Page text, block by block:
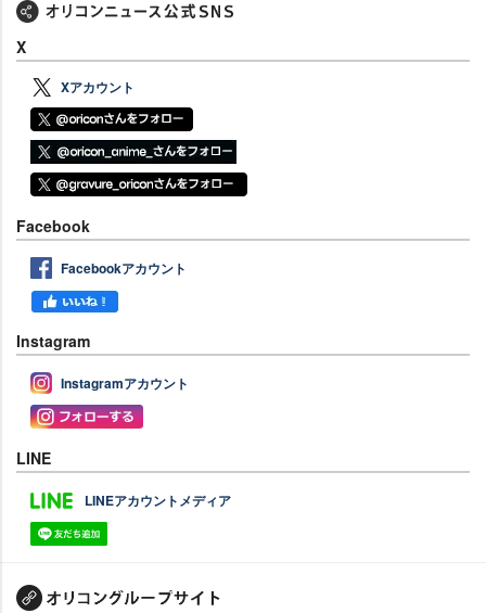
X
Xアカウント
Facebook
Facebookアカウント
Instagram
Instagramアカウント
LINE
LINEアカウントメディア